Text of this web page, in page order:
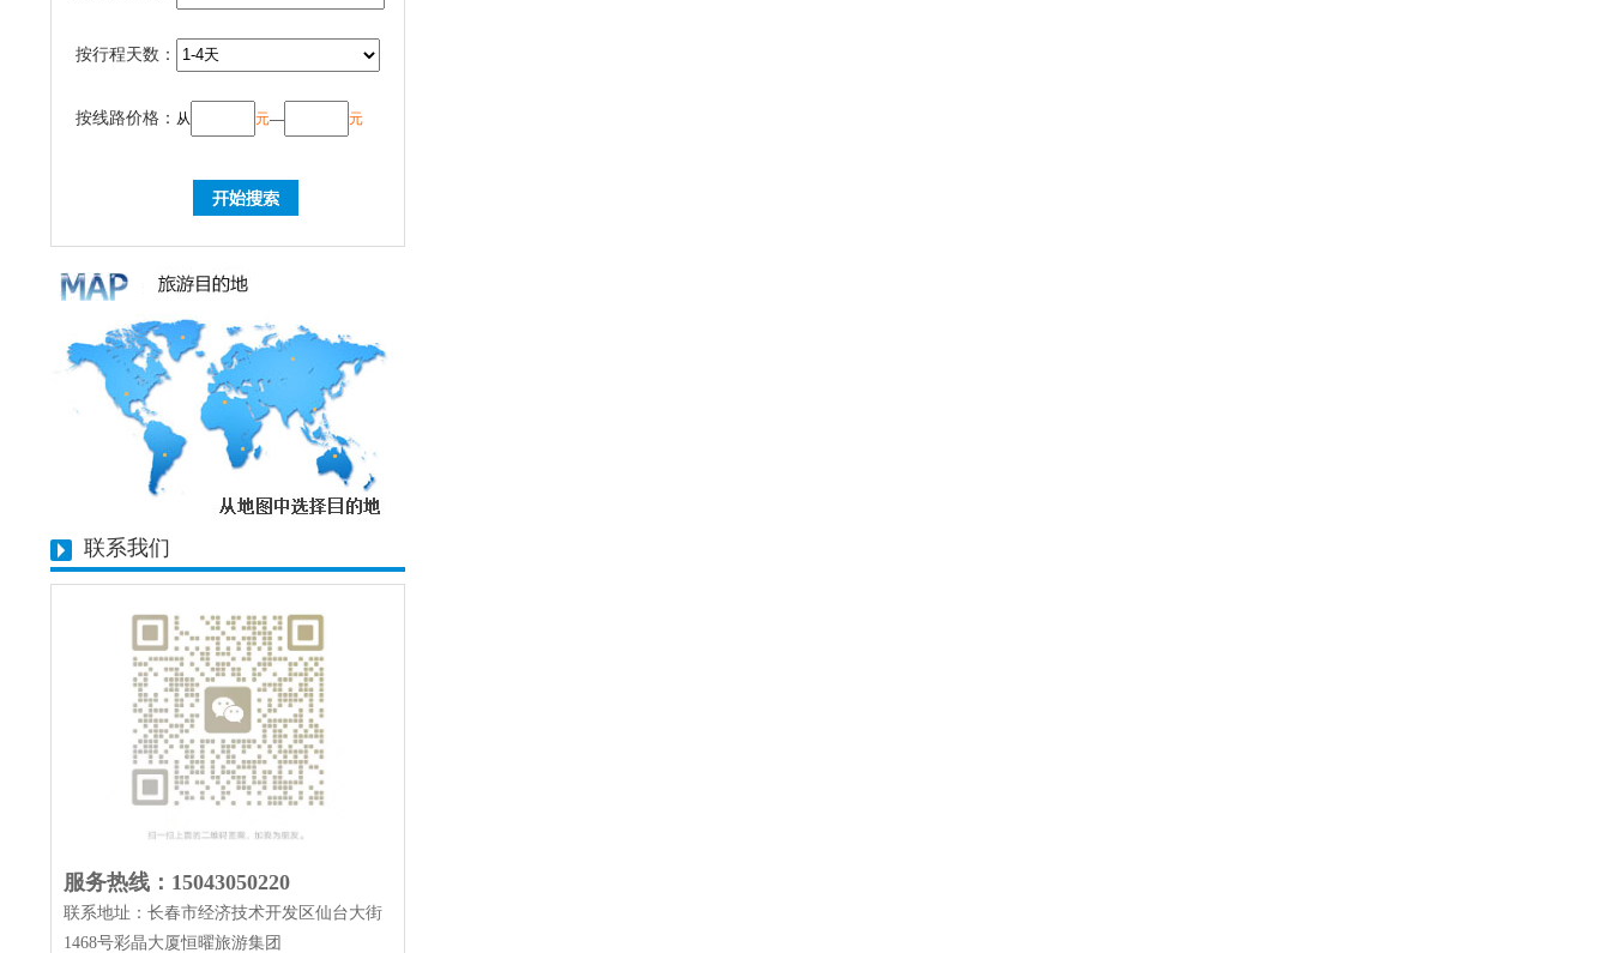
按行程天数：
按线路价格： 从 元— 元
联系我们
服务热线：15043050220
联系地址：长春市经济技术开发区仙台大街
1468号彩晶大厦恒曜旅游集团